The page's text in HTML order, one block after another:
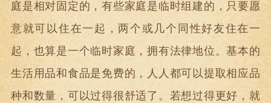
庭是相对固定的，有些家庭是临时组建的，只要愿
意就可以住在一起，两个或几个同性好友住在一
起，也算是一个临时家庭，拥有法律地位。基本的
生活用品和食品是免费的，人人都可以提取相应品
种和数量，可以过得很舒适了。若想过得更好，就